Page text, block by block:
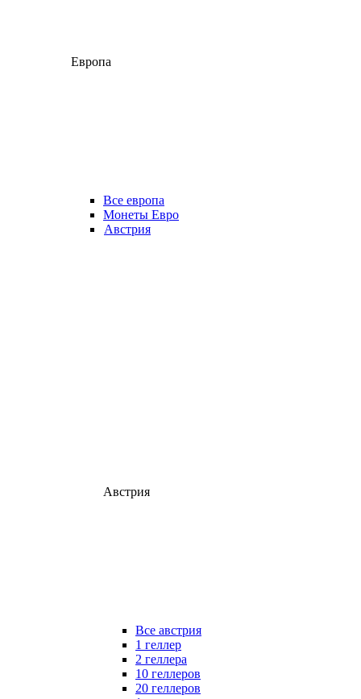
Европа
Все европа
Монеты Евро
Австрия
Австрия
Все австрия
1 геллер
2 геллера
10 геллеров
20 геллеров